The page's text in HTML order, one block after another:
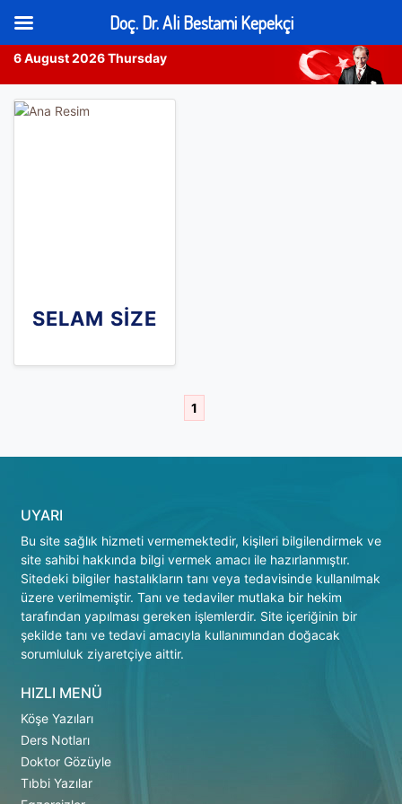
6 August 2026 Thursday
SELAM SİZE
1
UYARI
Bu site sağlık hizmeti vermemektedir, kişileri bilgilendirmek ve
site sahibi hakkında bilgi vermek amacı ile hazırlanmıştır.
Sitedeki bilgiler hastalıkların tanı veya tedavisinde kullanılmak
üzere verilmemiştir. Tanı ve tedaviler mutlaka bir hekim
tarafından yapılması gereken işlemlerdir. Site içeriğinin bir
şekilde tanı ve tedavi amacıyla kullanımından doğacak
sorumluluk ziyaretçiye aittir.
HIZLI MENÜ
Köşe Yazıları
Ders Notları
Doktor Gözüyle
Tıbbi Yazılar
Doç. Dr. Ali Bestami Kepekçi